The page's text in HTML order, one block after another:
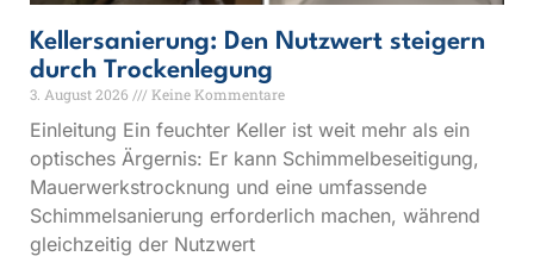
Kellersanierung: Den Nutzwert steigern
durch Trockenlegung
3. August 2026 Keine Kommentare
Einleitung Ein feuchter Keller ist weit mehr als ein
optisches Ärgernis: Er kann Schimmelbeseitigung,
Mauerwerkstrocknung und eine umfassende
Schimmelsanierung erforderlich machen, während
gleichzeitig der Nutzwert